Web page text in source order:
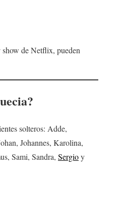
show de Netflix, pueden
solteros: Adde,
Johannes, Karolina,
Sami, Sandra, Sergioy